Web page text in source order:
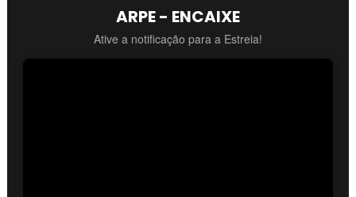
ARPE - ENCAIXE
Ative a notificação para a Estreia!